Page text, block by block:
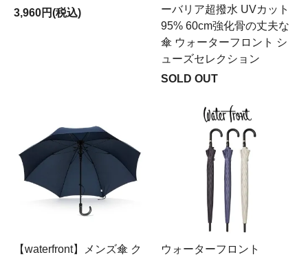
3,960円(税込)
ーバリア超撥水 UVカット
95% 60cm強化骨の丈夫な
傘 ウォーターフロント シ
ューズセレクション
SOLD OUT
【waterfront】メンズ傘 ク
ウォーターフロント